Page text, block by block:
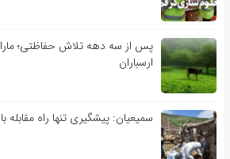
پس از سه دهه تلاش حفاظتی؛
ارسباران
سمیعیان: پیشگیری تنها راه مقابله